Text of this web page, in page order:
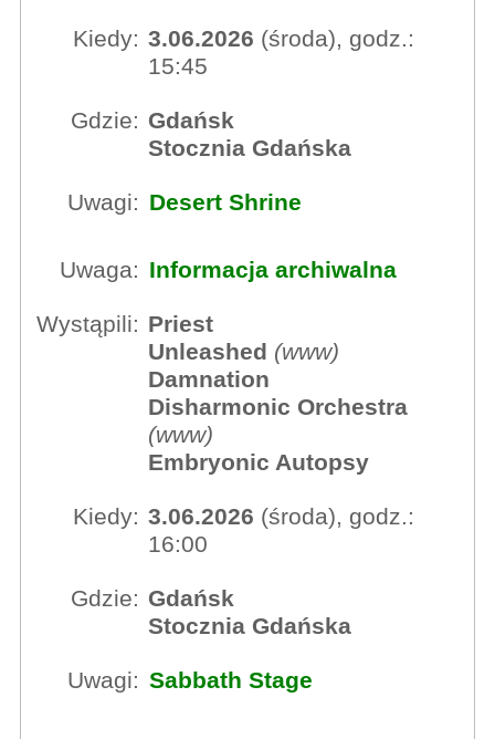
Kiedy: 3.06.2026 (środa), godz.:
15:45
Gdzie: Gdańsk
Stocznia Gdańska
Uwagi: Desert Shrine
Uwaga: Informacja archiwalna
Wystąpili: Priest
Unleashed (www)
Damnation
Disharmonic Orchestra
(www)
Embryonic Autopsy
Kiedy: 3.06.2026 (środa), godz.:
16:00
Gdzie: Gdańsk
Stocznia Gdańska
Uwagi: Sabbath Stage